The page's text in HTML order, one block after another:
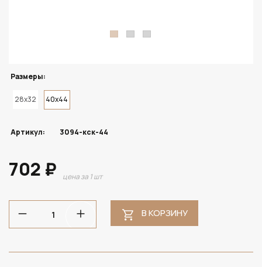
Размеры:
28x32 40x44
Артикул: 3094-кск-44
702 ₽ цена за 1 шт
В КОРЗИНУ